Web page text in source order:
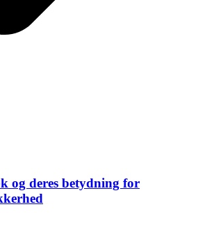
og deres betydning for